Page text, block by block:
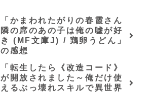
「かまわれたがりの春霞さん
隣の席のあの子は俺の嘘が好
き (MF文庫J) / 鶏卵うどん」
の感想
「転生したら《改造コード》
が開放されました～俺だけ使
えるぶっ壊れスキルで異世界